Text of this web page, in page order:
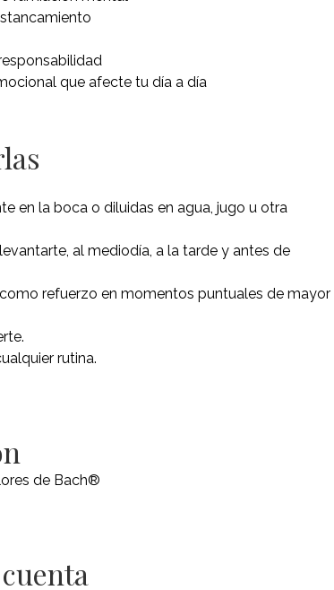
que afecte tu día a día
en la boca o diluidas en agua, jugo u otra
al mediodía, a la tarde y antes de
refuerzo en momentos puntuales de mayor
rutina.
de Bach®